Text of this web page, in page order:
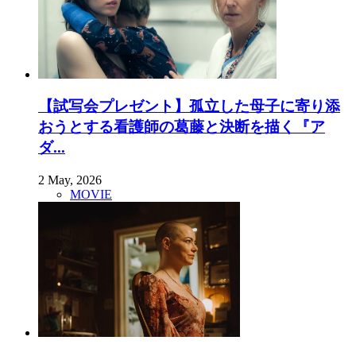
【試写会プレゼント】孤立した母子に寄り添
おうとする看護師の葛藤と決断を描く『ア
ダ...
2 May, 2026
MOVIE